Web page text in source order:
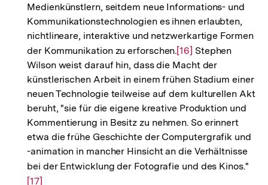
Medienkünstlern, seitdem neue Informations- und
Kommunikationstechnologien es ihnen erlaubten,
nichtlineare, interaktive und netzwerkartige Formen
der Kommunikation zu erforschen.Zur
Auflösung
der
Fußnote
[16] Stephen
Wilson weist darauf hin, dass die Macht der
künstlerischen Arbeit in einem frühen Stadium einer
neuen Technologie teilweise auf dem kulturellen Akt
beruht, "sie für die eigene kreative Produktion und
Kommentierung in Besitz zu nehmen. So erinnert
etwa die frühe Geschichte der Computergrafik und
-animation in mancher Hinsicht an die Verhältnisse
bei der Entwicklung der Fotografie und des Kinos."
[17]